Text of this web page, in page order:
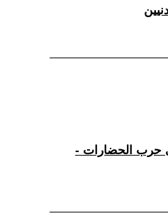
حرب الحضارات -